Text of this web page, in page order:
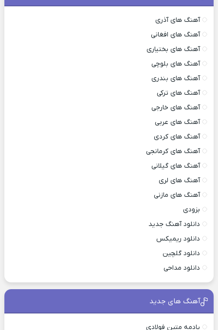
آهنگ های آذری
آهنگ های افغانی
آهنگ های بختیاری
آهنگ های بلوچی
آهنگ های بندری
آهنگ های ترکی
آهنگ های خارجی
آهنگ های عربی
آهنگ های کردی
آهنگ های کرمانجی
آهنگ های گیلانی
آهنگ های لری
آهنگ های مازنی
بزودی
دانلود آهنگ جدید
دانلود ریمیکس
دانلود گلچین
دانلود مداحی
آهنگ های جدید
یادمه متین فولادی